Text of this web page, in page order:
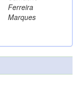
Ferreira
Marques